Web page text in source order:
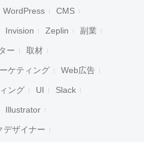
WordPress CMS
Invision Zeplin 副業
ー 取材
ケティング Web広告
ング UI Slack
Illustrator
デザイナー